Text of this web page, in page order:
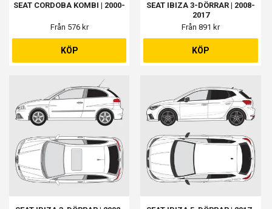
SEAT CORDOBA KOMBI | 2000-
Från 576 kr
KÖP
SEAT IBIZA 3-DÖRRAR | 2008-
2017
Från 891 kr
KÖP